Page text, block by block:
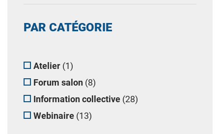
PAR CATÉGORIE
Atelier (1)
Forum salon (8)
Information collective (28)
Webinaire (13)